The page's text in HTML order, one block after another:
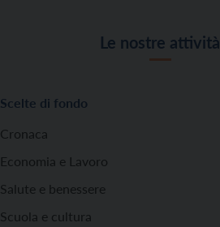
Le nostre attività
Scelte di fondo
Cronaca
Economia e Lavoro
Salute e benessere
Scuola e cultura